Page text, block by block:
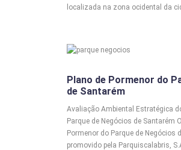
localizada na zona ocidental da
AAE
Plano de Pormenor do
de Santarém
Avaliação Ambiental Estratégica
Parque de Negócios de Santarém
Pormenor do Parque de Negócios
promovido pela Parquiscalabris,